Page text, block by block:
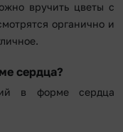
вручить цветы с
органично и
сердца?
в форме сердца